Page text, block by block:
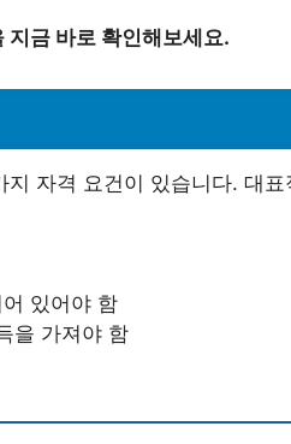
지금 바로 확인해보세요.
자격 요건이 있습니다. 대
있어야 함
을 가져야 함